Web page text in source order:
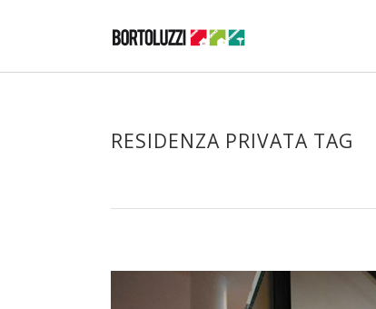
RESIDENZA PRIVATA TAG